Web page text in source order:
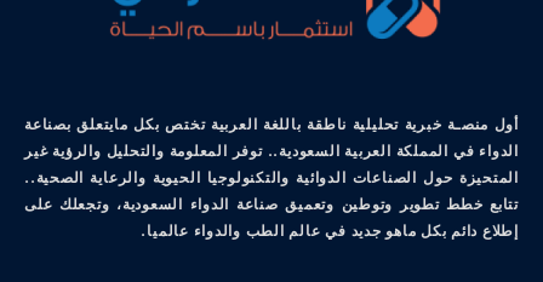
أول منصـة خبرية تحليلية ناطقة باللغة العربية تختص بكل مايتعلق بصناعة
الدواء في المملكة العربية السعودية.. توفر المعلومة والتحليل والرؤية غير
المتحيزة حول الصناعات الدوائية والتكنولوجيا الحيوية والرعاية الصحية..
تتابع خطط تطوير وتوطين وتعميق صناعة الدواء السعودية، وتجعلك على
إطلاع دائم بكل ماهو جديد في عالم الطب والدواء عالميا.